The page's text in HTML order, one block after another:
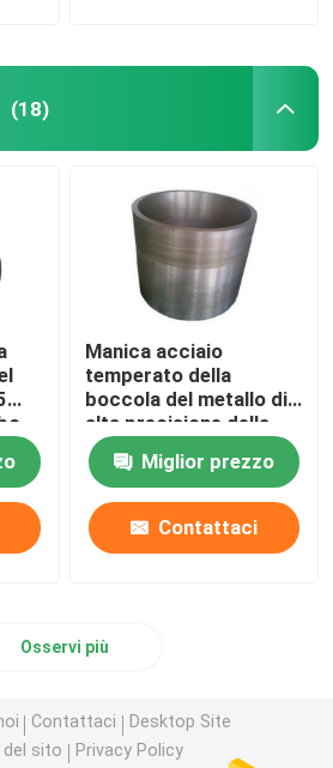
(18)
Manica acciaio
temperato della
boccola del metallo di
alta precisione della
manica di ST52 A105
Miglior prezzo
Contattaci
Osservi più
Contattaci
Desktop Site
del sito
Privacy Policy